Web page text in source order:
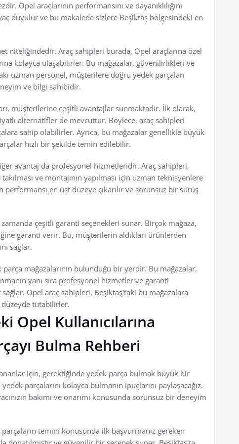
Opel araçlarının performansını ve dayanıklılığını
duyulur ve bu makalede sizlere Beşiktaş bölgesindeki en
niteliğindedir. Araç sahipleri burada, Opel araçlarına özel
kolayca ulaşabilirler. Bu mağazalar, güvenilirlikleri ve
uzman personel, müşterilere doğru yedek parçaları
ve bilgi sahibidir.
müşterilerine çeşitli avantajlar sunmaktadır. İlk olarak,
alternatifler de mevcuttur. Böylece, araç sahipleri
sahip olabilirler. Ayrıca, bu mağazalar genellikle büyük
hızlı bir şekilde temin edilebilir.
avantaj da profesyonel hizmetleridir. Araç sahipleri,
ve montajının yapılması için uzman teknisyenlere
en üst düzeye çıkarılır ve sorunsuz bir sürüş
çeşitli garanti seçenekleri sunar. Birçok mağaza,
garanti verir. Bu, müşterilerin aldıkları ürünlerden
sağlar.
mağazalarının bulunduğu bir yerdir. Bu mağazalar,
yanı sıra profesyonel hizmetler ve garanti
Opel araç sahipleri, Beşiktaş'taki bu mağazalara
düzeyde tutabilirler.
Opel Kullanıcılarına
Bulma Rehberi
için, gerektiğinde yedek parça bulmak büyük bir
parçalarını kolayca bulmanın ipuçlarını paylaşacağız.
bakımı ve onarımı konusunda sorunsuz bir deneyim
temini konusunda ilk başvurmanız gereken